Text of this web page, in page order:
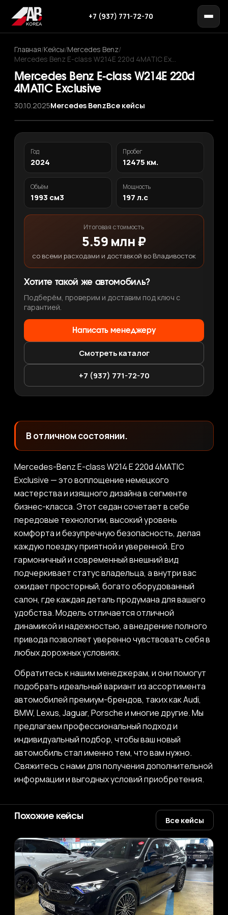
+7 (937) 771-72-70
Главная/Кейсы/Mercedes Benz/
Mercedes Benz E-class W214E 220d 4MATIC Ex…
Mercedes Benz E-class W214E 220d
4MATIC Exclusive
30.10.2025Mercedes BenzВсе кейсы
‹
›
1/ 9
Год
2024
Пробег
12475 км.
Объём
1993 см3
Мощность
197 л.с
Итоговая стоимость
5.59 млн ₽
со всеми расходами и доставкой во Владивосток
Хотите такой же автомобиль?
Подберём, проверим и доставим под ключ с
гарантией.
Написать менеджеру
Смотреть каталог
+7 (937) 771-72-70
В отличном состоянии.
Mercedes-Benz E-class W214 E 220d 4MATIC
Exclusive — это воплощение немецкого
мастерства и изящного дизайна в сегменте
бизнес-класса. Этот седан сочетает в себе
передовые технологии, высокий уровень
комфорта и безупречную безопасность, делая
каждую поездку приятной и уверенной. Его
гармоничный и современный внешний вид
подчеркивает статус владельца, а внутри вас
ожидает просторный, богато оборудованный
салон, где каждая деталь продумана для вашего
удобства. Модель отличается отличной
динамикой и надежностью, а внедрение полного
привода позволяет уверенно чувствовать себя в
любых дорожных условиях.
Обратитесь к нашим менеджерам, и они помогут
подобрать идеальный вариант из ассортимента
автомобилей премиум-брендов, таких как Audi,
BMW, Lexus, Jaguar, Porsche и многие другие. Мы
предлагаем профессиональный подход и
индивидуальный подбор, чтобы ваш новый
автомобиль стал именно тем, что вам нужно.
Свяжитесь с нами для получения дополнительной
информации и выгодных условий приобретения.
Похожие кейсы Все кейсы